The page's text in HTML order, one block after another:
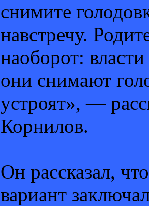
снимите
навстречу.
наоборот:
они снимают
устроят», —
Корнилов.
Он рассказал,
вариант